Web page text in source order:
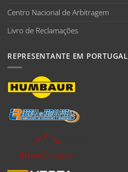
Centro Nacional de Arbitragem
Livro de Reclamações
REPRESENTANTE EM PORTUGAL